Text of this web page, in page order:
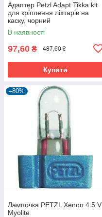
Адаптер Petzl Adapt Tikka kit
для кріплення ліхтарів на
каску, чорний
В наявності
97,60 ₴ 487,60 ₴
Купити
–80%
Лампочка PETZL Xenon 4.5 V
Myolite